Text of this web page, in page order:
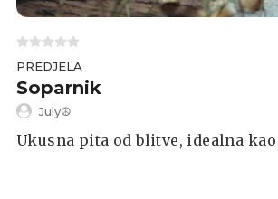
PREDJELA
Soparnik
July☮
Ukusna pita od blitve, idealna